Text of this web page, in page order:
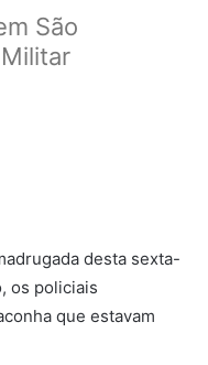
São
desta sexta-
os policiais
que estavam